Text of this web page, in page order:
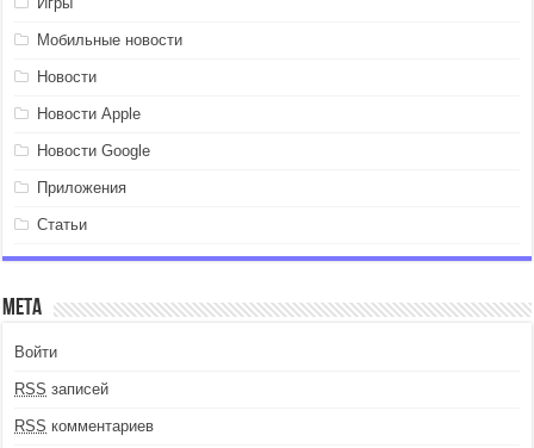
Мобильные новости
Новости
Новости Apple
Новости Google
Приложения
Статьи
Мета
Войти
RSS записей
RSS комментариев